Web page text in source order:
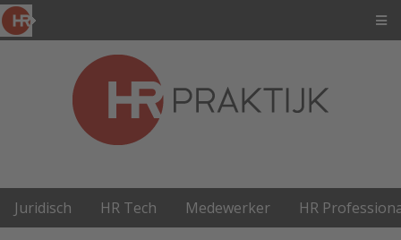
Juridisch HR Tech Medewerker HR